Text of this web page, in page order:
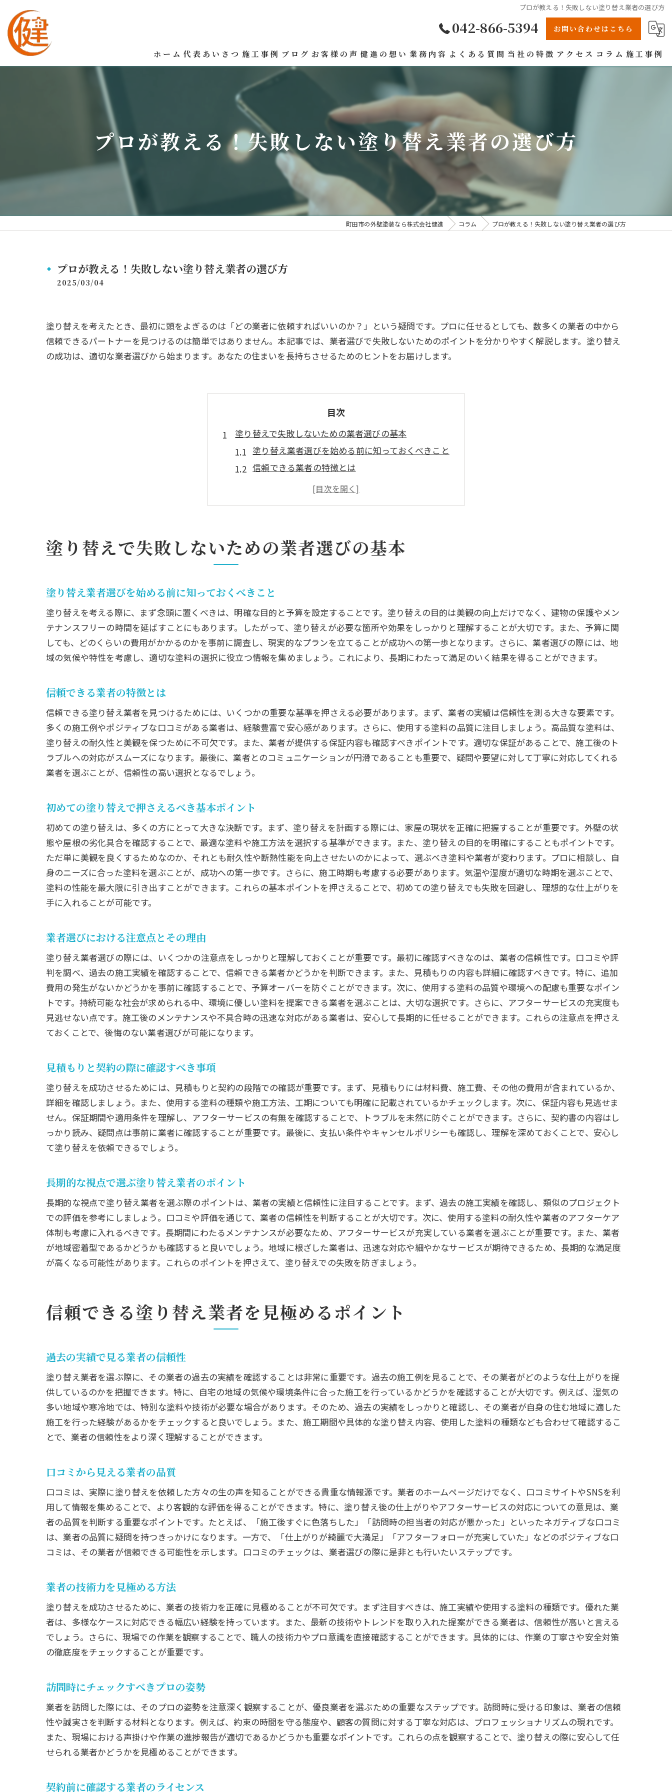
プロが教える！失敗しない塗り替え業者の選び方
042-866-5394 お問い合わせはこちら
ホーム 代表あいさつ 施工事例 ブログ お客様の声 健進の想い 業務内容 よくある質問 当社の特徴
屋根
アクセス コラム 施工事例
プロが教える！失敗しない塗り替え業者の選び方
町田市の外壁塗装なら株式会社健進 コラム プロが教える！失敗しない塗り替え業者の選び方
プロが教える！失敗しない塗り替え業者の選び方
2025/03/04
塗り替えを考えたとき、最初に頭をよぎるのは「どの業者に依頼すればいいのか？」という疑問です。プロに任せるとしても、数多くの業者の中から
信頼できるパートナーを見つけるのは簡単ではありません。本記事では、業者選びで失敗しないためのポイントを分かりやすく解説します。塗り替え
の成功は、適切な業者選びから始まります。あなたの住まいを長持ちさせるためのヒントをお届けします。
目次
塗り替えで失敗しないための業者選びの基本
塗り替え業者選びを始める前に知っておくべきこと
信頼できる業者の特徴とは
初めての塗り替えで押さえるべき基本ポイント
信頼できる塗り替え業者を見極めるポイント
口コミから見える業者の品質
訪問時にチェックすべきプロの姿勢
契約前に確認する業者のライセンス
信頼できる業者の選び方ガイド
口コミでわかる業者の評判と対応力
実績から見える業者の専門分野
口コミを利用した業者の選び方
塗り替え成功事例から見る業者の実力
実績比較で選ぶ理想の塗り替え業者
プロが教える塗料選びのポイント
施工方法が塗り替えの仕上がりを左右する理由
塗料の種類とそのメリット・デメリット
施工方法の違いとその影響
塗料と施工法の組み合わせで見つける最適解
長持ちする塗り替えのための塗料選び
気候に特化した施工方法の重要性
地域特有の気候条件を理解する業者を選ぶ
気候に合った塗り替えが家を守る理由
地域密着型の業者が提供する安心感
施工前に確認すべき塗り替えの費用とスケジュール
費用明細から見る透明性のある契約
施工期間を見極めるためのチェックポイント
予算に応じた塗り替えプランの提案方法
ミーティングで確認するべき重要ポイント
疑問解消による信頼構築方法
定期的な報告で安心を確保する
契約後も続く良好な関係の築き方
塗り替え業者選びで失敗しないための最終チェック
最後のひと押しを決める要素とは
塗り替えで失敗しないための業者選びの基本
塗り替え業者選びを始める前に知っておくべきこと
塗り替えを考える際に、まず念頭に置くべきは、明確な目的と予算を設定することです。塗り替えの目的は美観の向上だけでなく、建物の保護やメン
テナンスフリーの時間を延ばすことにもあります。したがって、塗り替えが必要な箇所や効果をしっかりと理解することが大切です。また、予算に関
しても、どのくらいの費用がかかるのかを事前に調査し、現実的なプランを立てることが成功への第一歩となります。さらに、業者選びの際には、地
域の気候や特性を考慮し、適切な塗料の選択に役立つ情報を集めましょう。これにより、長期にわたって満足のいく結果を得ることができます。
信頼できる業者の特徴とは
信頼できる塗り替え業者を見つけるためには、いくつかの重要な基準を押さえる必要があります。まず、業者の実績は信頼性を測る大きな要素です。
多くの施工例やポジティブな口コミがある業者は、経験豊富で安心感があります。さらに、使用する塗料の品質に注目しましょう。高品質な塗料は、
塗り替えの耐久性と美観を保つために不可欠です。また、業者が提供する保証内容も確認すべきポイントです。適切な保証があることで、施工後のト
ラブルへの対応がスムーズになります。最後に、業者とのコミュニケーションが円滑であることも重要で、疑問や要望に対して丁寧に対応してくれる
業者を選ぶことが、信頼性の高い選択となるでしょう。
初めての塗り替えで押さえるべき基本ポイント
初めての塗り替えは、多くの方にとって大きな決断です。まず、塗り替えを計画する際には、家屋の現状を正確に把握することが重要です。外壁の状
態や屋根の劣化具合を確認することで、最適な塗料や施工方法を選択する基準ができます。また、塗り替えの目的を明確にすることもポイントです。
ただ単に美観を良くするためなのか、それとも耐久性や断熱性能を向上させたいのかによって、選ぶべき塗料や業者が変わります。プロに相談し、自
身のニーズに合った塗料を選ぶことが、成功への第一歩です。さらに、施工時期も考慮する必要があります。気温や湿度が適切な時期を選ぶことで、
塗料の性能を最大限に引き出すことができます。これらの基本ポイントを押さえることで、初めての塗り替えでも失敗を回避し、理想的な仕上がりを
手に入れることが可能です。
業者選びにおける注意点とその理由
塗り替え業者選びの際には、いくつかの注意点をしっかりと理解しておくことが重要です。最初に確認すべきなのは、業者の信頼性です。口コミや評
判を調べ、過去の施工実績を確認することで、信頼できる業者かどうかを判断できます。また、見積もりの内容も詳細に確認すべきです。特に、追加
費用の発生がないかどうかを事前に確認することで、予算オーバーを防ぐことができます。次に、使用する塗料の品質や環境への配慮も重要なポイン
トです。持続可能な社会が求められる中、環境に優しい塗料を提案できる業者を選ぶことは、大切な選択です。さらに、アフターサービスの充実度も
見逃せない点です。施工後のメンテナンスや不具合時の迅速な対応がある業者は、安心して長期的に任せることができます。これらの注意点を押さえ
ておくことで、後悔のない業者選びが可能になります。
見積もりと契約の際に確認すべき事項
塗り替えを成功させるためには、見積もりと契約の段階での確認が重要です。まず、見積もりには材料費、施工費、その他の費用が含まれているか、
詳細を確認しましょう。また、使用する塗料の種類や施工方法、工期についても明確に記載されているかチェックします。次に、保証内容も見逃せま
せん。保証期間や適用条件を理解し、アフターサービスの有無を確認することで、トラブルを未然に防ぐことができます。さらに、契約書の内容はし
っかり読み、疑問点は事前に業者に確認することが重要です。最後に、支払い条件やキャンセルポリシーも確認し、理解を深めておくことで、安心し
て塗り替えを依頼できるでしょう。
長期的な視点で選ぶ塗り替え業者のポイント
長期的な視点で塗り替え業者を選ぶ際のポイントは、業者の実績と信頼性に注目することです。まず、過去の施工実績を確認し、類似のプロジェクト
での評価を参考にしましょう。口コミや評価を通じて、業者の信頼性を判断することが大切です。次に、使用する塗料の耐久性や業者のアフターケア
体制も考慮に入れるべきです。長期間にわたるメンテナンスが必要なため、アフターサービスが充実している業者を選ぶことが重要です。また、業者
が地域密着型であるかどうかも確認すると良いでしょう。地域に根ざした業者は、迅速な対応や細やかなサービスが期待できるため、長期的な満足度
が高くなる可能性があります。これらのポイントを押さえて、塗り替えでの失敗を防ぎましょう。
信頼できる塗り替え業者を見極めるポイント
過去の実績で見る業者の信頼性
塗り替え業者を選ぶ際に、その業者の過去の実績を確認することは非常に重要です。過去の施工例を見ることで、その業者がどのような仕上がりを提
供しているのかを把握できます。特に、自宅の地域の気候や環境条件に合った施工を行っているかどうかを確認することが大切です。例えば、湿気の
多い地域や寒冷地では、特別な塗料や技術が必要な場合があります。そのため、過去の実績をしっかりと確認し、その業者が自身の住む地域に適した
施工を行った経験があるかをチェックすると良いでしょう。また、施工期間や具体的な塗り替え内容、使用した塗料の種類なども合わせて確認するこ
とで、業者の信頼性をより深く理解することができます。
口コミから見える業者の品質
口コミは、実際に塗り替えを依頼した方々の生の声を知ることができる貴重な情報源です。業者のホームページだけでなく、口コミサイトやSNSを利
用して情報を集めることで、より客観的な評価を得ることができます。特に、塗り替え後の仕上がりやアフターサービスの対応についての意見は、業
者の品質を判断する重要なポイントです。たとえば、「施工後すぐに色落ちした」「訪問時の担当者の対応が悪かった」といったネガティブな口コミ
は、業者の品質に疑問を持つきっかけになります。一方で、「仕上がりが綺麗で大満足」「アフターフォローが充実していた」などのポジティブな口
コミは、その業者が信頼できる可能性を示します。口コミのチェックは、業者選びの際に是非とも行いたいステップです。
業者の技術力を見極める方法
塗り替えを成功させるために、業者の技術力を正確に見極めることが不可欠です。まず注目すべきは、施工実績や使用する塗料の種類です。優れた業
者は、多様なケースに対応できる幅広い経験を持っています。また、最新の技術やトレンドを取り入れた提案ができる業者は、信頼性が高いと言える
でしょう。さらに、現場での作業を観察することで、職人の技術力やプロ意識を直接確認することができます。具体的には、作業の丁寧さや安全対策
の徹底度をチェックすることが重要です。
訪問時にチェックすべきプロの姿勢
業者を訪問した際には、そのプロの姿勢を注意深く観察することが、優良業者を選ぶための重要なステップです。訪問時に受ける印象は、業者の信頼
性や誠実さを判断する材料となります。例えば、約束の時間を守る態度や、顧客の質問に対する丁寧な対応は、プロフェッショナリズムの現れです。
また、現場における声掛けや作業の進捗報告が適切であるかどうかも重要なポイントです。これらの点を観察することで、塗り替えの際に安心して任
せられる業者かどうかを見極めることができます。
契約前に確認する業者のライセンス